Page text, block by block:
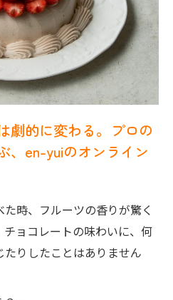
劇的に変わる。プロの
、en-yuiのオンライン
時、フルーツの香りが驚く
ョコレートの味わいに、何
りしたことはありません